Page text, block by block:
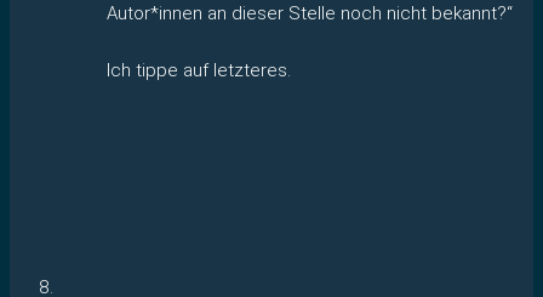
Autor*innen an dieser Stelle noch nicht bekannt?“
Ich tippe auf letzteres.